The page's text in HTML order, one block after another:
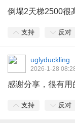
倒塌2天梯2500很
支持 反对
uglyduckling
2026-1-28
感谢分享，很有用
支持 反对